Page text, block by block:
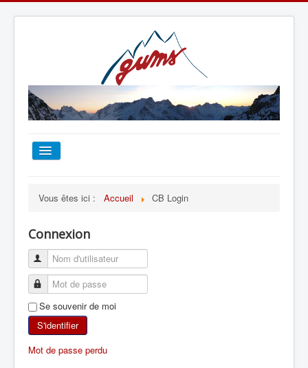
ESCALADE
ALPINISME
SKI DE RANDONNÉE
RANDONNÉE PÉDESTRE
Vous êtes ici : Accueil CB Login
Connexion
Se souvenir de moi
S'identifier
Mot de passe perdu